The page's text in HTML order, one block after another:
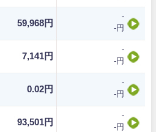
59,968円
-
-円
7,141円
-
-円
0.02円
-
-円
93,501円
-
-円